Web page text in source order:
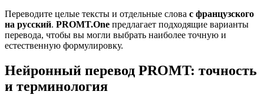
Переводите целые тексты и отдельные слова с французского
на русский. PROMT.One предлагает подходящие варианты
перевода, чтобы вы могли выбрать наиболее точную и
естественную формулировку.
Нейронный перевод PROMT: точность
и терминология